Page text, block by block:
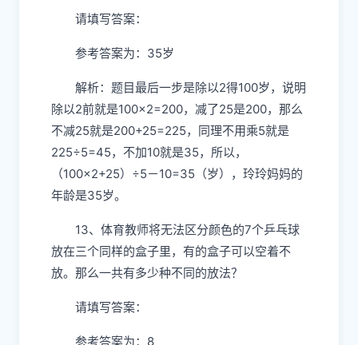
请填写答案：
参考答案为：35岁
解析：题目最后一步是除以2得100岁，说明
除以2前就是100×2=200，减了25是200，那么
不减25就是200+25=225，同理不用乘5就是
225÷5=45，不加10就是35，所以，
（100×2+25）÷5－10=35（岁），玲玲妈妈的
年龄是35岁。
13、体育教师将无法区分颜色的7个乒乓球
放在三个同样的盒子里，有的盒子可以空着不
放。那么一共有多少种不同的放法？
请填写答案：
参考答案为：8